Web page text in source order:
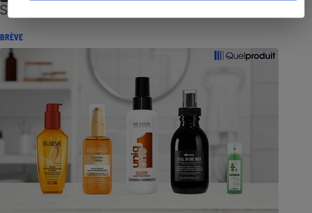
Shampooings - Des shampooings au poil !
BRÈVE